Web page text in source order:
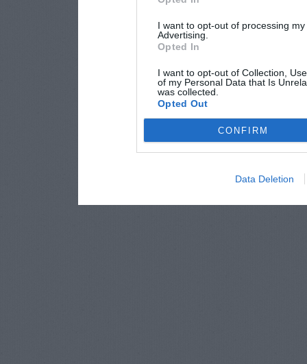
I want to opt-out of processing
Advertising.
Opted In
I want to opt-out of Collection,
of my Personal Data that Is
was collected.
Opted Out
CONFIRM
Data Deletion